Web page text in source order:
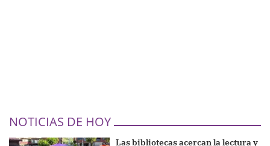
NOTICIAS DE HOY
Las bibliotecas acercan la lectura y